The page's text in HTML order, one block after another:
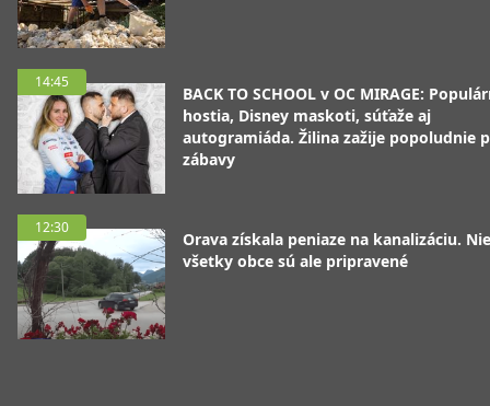
14:45
BACK TO SCHOOL v OC MIRAGE:
hostia, Disney maskoti, súťaže aj
autogramiáda. Žilina zažije popoludnie
zábavy
12:30
Orava získala peniaze na kanalizáciu. Nie
všetky obce sú ale pripravené